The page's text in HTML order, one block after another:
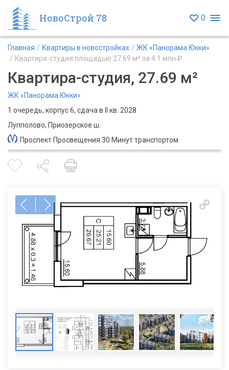
НовоСтрой 78 0
Главная Квартиры в новостройках
ЖК «Панорама Юкки»
Квартира-студия площадью 27.69 м² за 4.1 млн ₽
Квартира-студия, 27.69 м²
ЖК «Панорама Юкки»
1 очередь, корпус 6, сдача в II кв. 2028
Лупполово, Приозерское ш.
Проспект Просвещения 30 Минут транспортом